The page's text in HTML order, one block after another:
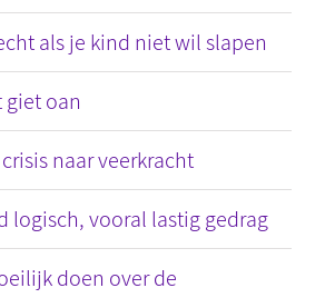
als je kind niet wil slapen
oan
naar veerkracht
logisch, vooral lastig gedrag
doen over de